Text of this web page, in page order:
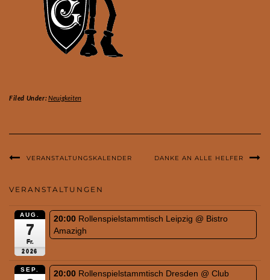
Filed Under:Neuigkeiten
VERANSTALTUNGSKALENDER DANKE AN ALLE HELFER
VERANSTALTUNGEN
AUG.
7
Fr.
2026
20:00 Rollenspielstammtisch Leipzig @ Bistro
Amazigh
SEP. 20:00 Rollenspielstammtisch Dresden @ Club